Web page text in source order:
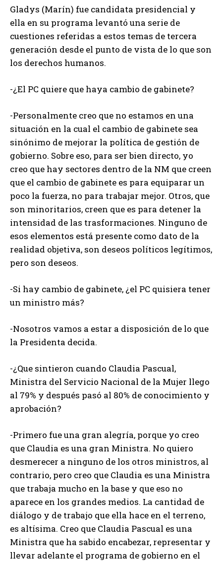
Gladys (Marín) fue candidata presidencial y
ella en su programa levantó una serie de
cuestiones referidas a estos temas de tercera
generación desde el punto de vista de lo que son
los derechos humanos.
-¿El PC quiere que haya cambio de gabinete?
-Personalmente creo que no estamos en una
situación en la cual el cambio de gabinete sea
sinónimo de mejorar la política de gestión de
gobierno. Sobre eso, para ser bien directo, yo
creo que hay sectores dentro de la NM que creen
que el cambio de gabinete es para equiparar un
poco la fuerza, no para trabajar mejor. Otros, que
son minoritarios, creen que es para detener la
intensidad de las trasformaciones. Ninguno de
esos elementos está presente como dato de la
realidad objetiva, son deseos políticos legítimos,
pero son deseos.
-Si hay cambio de gabinete, ¿el PC quisiera tener
un ministro más?
-Nosotros vamos a estar a disposición de lo que
la Presidenta decida.
-¿Que sintieron cuando Claudia Pascual,
Ministra del Servicio Nacional de la Mujer llego
al 79% y después pasó al 80% de conocimiento y
aprobación?
-Primero fue una gran alegría, porque yo creo
que Claudia es una gran Ministra. No quiero
desmerecer a ninguno de los otros ministros, al
contrario, pero creo que Claudia es una Ministra
que trabaja mucho en la base y que eso no
aparece en los grandes medios. La cantidad de
diálogo y de trabajo que ella hace en el terreno,
es altísima. Creo que Claudia Pascual es una
Ministra que ha sabido encabezar, representar y
llevar adelante el programa de gobierno en el